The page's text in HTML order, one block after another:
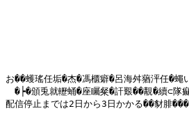
お��蠖瑤任垢�杰�馮櫃癖�呂海舛蕕泙任�蠅
�┝�頒兎就轣蛹�座矚粲�訐艱��覯�續⊂隊
配信停止までは2日から3日かかる��豺腓